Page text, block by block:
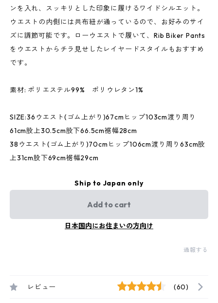
ンを入れ、スッキリとした印象に履けるワイドシルエット。
ウエストの内側には共布紐が通っているので、お好みのサイ
ズに調節可能です。ローウエストで履いて、Rib Biker Pants
をウエストからチラ見せしたレイヤードスタイルもおすすめ
です。
素材: ポリエステル99% ポリウレタン1%
SIZE:36ウエスト(ゴム上がり)67cmヒップ103cm渡り周り
61cm股上30.5cm股下66.5cm裾幅28cm
38ウエスト(ゴム上がり)70cmヒップ106cm渡り周り63cm股
上31cm股下69cm裾幅29cm
Ship to Japan only
Add to cart
日本国内にお住まいの方向け
通報する
レビュー (60)